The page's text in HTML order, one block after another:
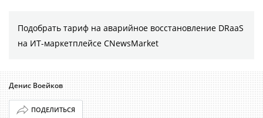
Подобрать тариф на аварийное восстановление DRaaS
на ИТ-маркетплейсе CNewsMarket
Денис Воейков
ПОДЕЛИТЬСЯ